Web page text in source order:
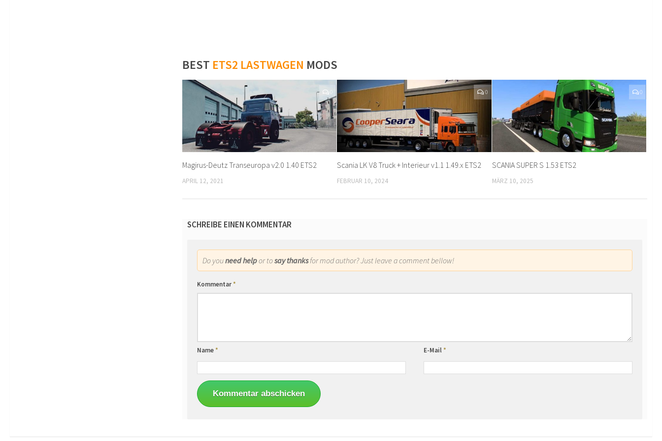
BEST ETS2 LASTWAGEN MODS
Magirus-Deutz Transeuropa v2.0 1.40 ETS2
APRIL 12, 2021
0
Scania LK V8 Truck + Interieur v1.1 1.49.x ETS2
FEBRUAR 10, 2024
0
SCANIA SUPER S 1.53 ETS2
MÄRZ 10, 2025
SCHREIBE EINEN KOMMENTAR
Do youneed helpor tosay thanksfor mod author? Just leave a comment bellow!
Kommentar*
Name* E-Mail*